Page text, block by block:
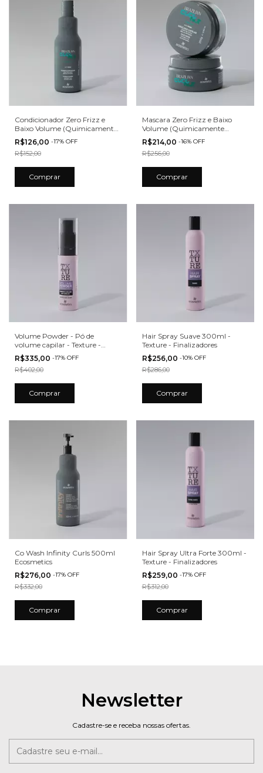
Condicionador Zero Frizz e
Baixo Volume (Quimicamente
Tratado) 250ml - Coconut
Ecosmetics
R$126,00 -17% OFF
R$152,00
Mascara Zero Frizz e Baixo
Volume (Quimicamente
Tratado) 250ml - Coconut
Ecosmetics
R$214,00 -16% OFF
R$256,00
Volume Powder - Pó de
volume capilar - Texture -
Ecosmetics
R$335,00 -17% OFF
R$402,00
Hair Spray Suave 300ml -
Texture - Finalizadores
R$256,00 -10% OFF
R$286,00
Co Wash Infinity Curls 500ml
Ecosmetics
R$276,00 -17% OFF
R$332,00
Hair Spray Ultra Forte 300ml -
Texture - Finalizadores
R$259,00 -17% OFF
R$312,00
Newsletter
Cadastre-se e receba nossas ofertas.